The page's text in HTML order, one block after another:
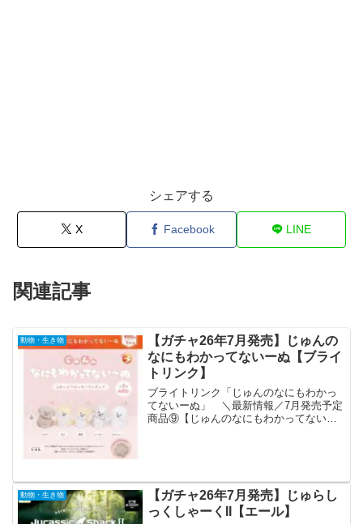
シェアする
X Facebook LINE
関連記事
動物・生き物
【ガチャ26年7月発売】じゅんの
なにもわかってないーぬ【ブライ
トリンク】
ブライトリンク「じゅんのなにもわかっ
てないーぬ」 ＼最新情報／7月発売予定
商品⑨【じゅんのなにもわかってない〜
動物・生き物
【ガチャ26年7月発売】じゅらし
っくしゃーくII【エール】